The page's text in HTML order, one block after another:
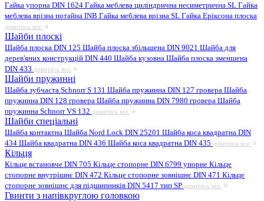
Гайка упорна DIN 1624 Гайка меблева циліндрична несиметрична SL Гайка
меблева врізна потайна INB Гайка меблева врізна SL Гайка Еріксона плоска
дивитись все
Шайби плоскі
Шайба плоска DIN 125 Шайба плоска збільшена DIN 9021 Шайба для
дерев'яних конструкцій DIN 440 Шайба кузовна Шайба плоска зменшена
DIN 433 дивитись все
Шайби пружинні
Шайба зубчаста Schnorr S 131 Шайба пружинна DIN 127 гровера Шайба
пружинна DIN 128 гровера Шайба пружинна DIN 7980 гровера Шайба
пружинна Schnorr VS 132 дивитись все
Шайби спеціальні
Шайба контактна Шайба Nord Lock DIN 25201 Шайба коса квадратна DIN
434 Шайба квадратна DIN 436 Шайба коса квадратна DIN 435 дивитись все
Кільця
Кільце встановче DIN 705 Кільце стопорне DIN 6799 упорне Кільце
стопорне внутрішнє DIN 472 Кільце стопорне зовнішнє DIN 471 Кільце
стопорне зовнішнє для підшипників DIN 5417 тип SP дивитись все
Гвинти з напівкруглою головкою